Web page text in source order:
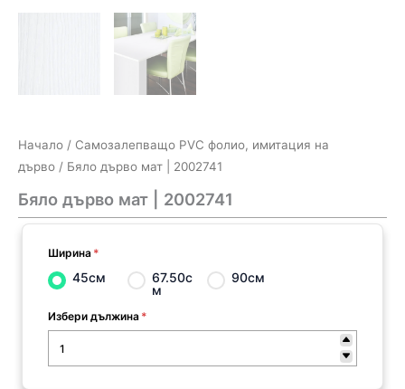
Начало / Самозалепващо PVC фолио, имитация на
дърво / Бяло дърво мат | 2002741
Бяло дърво мат | 2002741
Ширина *
45см
67.50с
м
90см
Избери дължина *